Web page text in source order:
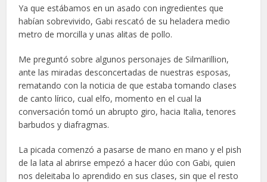
Ya que estábamos en un asado con ingredientes que
habían sobrevivido, Gabi rescató de su heladera medio
metro de morcilla y unas alitas de pollo.
Me preguntó sobre algunos personajes de Silmarillion,
ante las miradas desconcertadas de nuestras esposas,
rematando con la noticia de que estaba tomando clases
de canto lírico, cual elfo, momento en el cual la
conversación tomó un abrupto giro, hacia Italia, tenores
barbudos y diafragmas.
La picada comenzó a pasarse de mano en mano y el pish
de la lata al abrirse empezó a hacer dúo con Gabi, quien
nos deleitaba lo aprendido en sus clases, sin que el resto